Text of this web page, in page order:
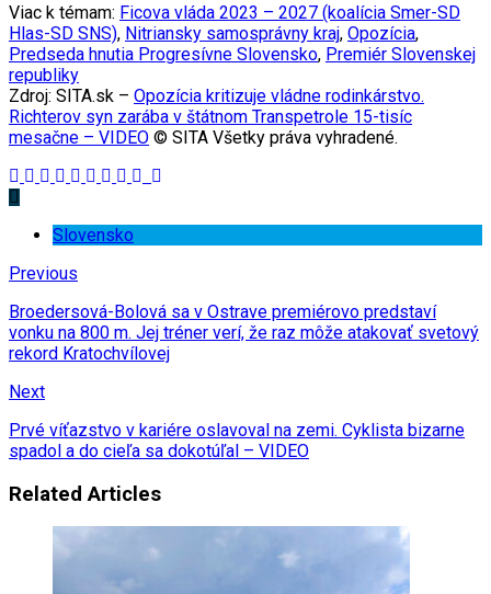
Viac k témam: Ficova vláda 2023 – 2027 (koalícia Smer-SD
Hlas-SD SNS), Nitriansky samosprávny kraj, Opozícia,
Predseda hnutia Progresívne Slovensko, Premiér Slovenskej
republiky
Zdroj: SITA.sk – Opozícia kritizuje vládne rodinkárstvo.
Richterov syn zarába v štátnom Transpetrole 15-tisíc
mesačne – VIDEO © SITA Všetky práva vyhradené.
Slovensko
Previous
Broedersová-Bolová sa v Ostrave premiérovo predstaví
vonku na 800 m. Jej tréner verí, že raz môže atakovať svetový
rekord Kratochvílovej
Next
Prvé víťazstvo v kariére oslavoval na zemi. Cyklista bizarne
spadol a do cieľa sa dokotúľal – VIDEO
Related Articles